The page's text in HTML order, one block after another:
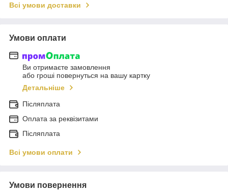
Всі умови доставки
Умови оплати
Ви отримаєте замовлення
або гроші повернуться на вашу картку
Детальніше
Післяплата
Оплата за реквізитами
Післяплата
Всі умови оплати
Умови повернення